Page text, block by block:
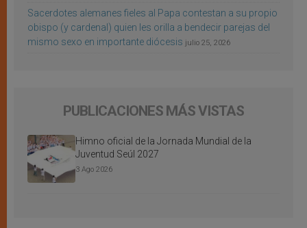
Sacerdotes alemanes fieles al Papa contestan a su propio
obispo (y cardenal) quien les orilla a bendecir parejas del
mismo sexo en importante diócesis julio 25, 2026
PUBLICACIONES MÁS VISTAS
Himno oficial de la Jornada Mundial de la
Juventud Seúl 2027
3 Ago 2026